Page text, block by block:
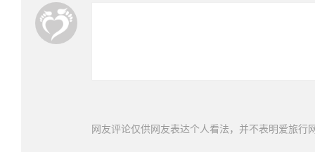
网友评论仅供网友表达个人看法，并不表明爱旅行